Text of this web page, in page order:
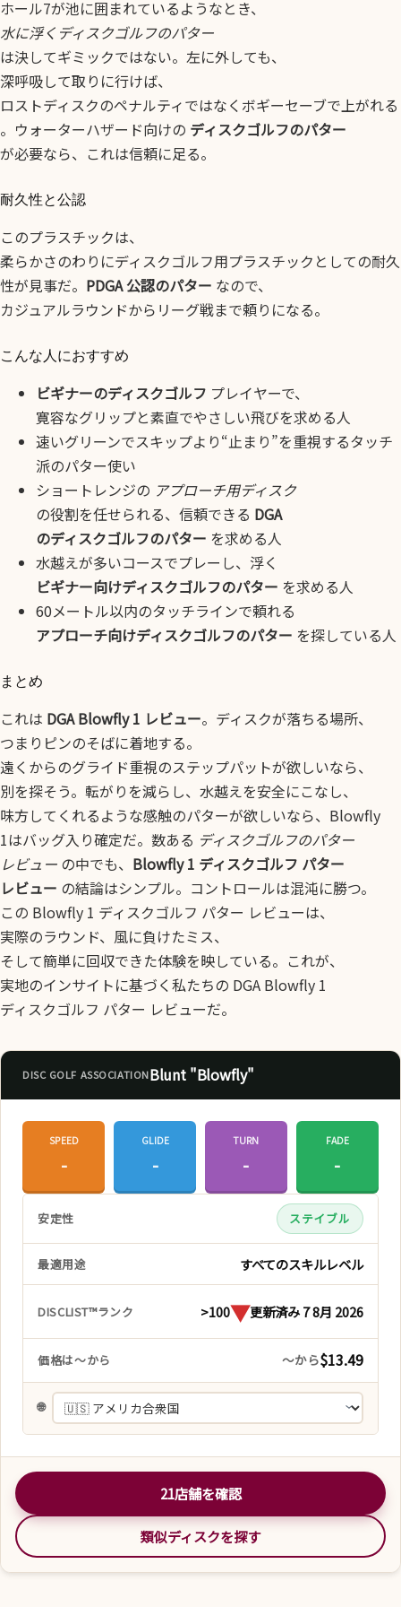
ホール7が池に囲まれているようなとき、
水に浮くディスクゴルフのパター
は決してギミックではない。左に外しても、
深呼吸して取りに行けば、
ロストディスクのペナルティではなくボギーセーブで上がれる
。ウォーターハザード向けの ディスクゴルフのパター
が必要なら、これは信頼に足る。
耐久性と公認
このプラスチックは、
柔らかさのわりにディスクゴルフ用プラスチックとしての耐久
性が見事だ。 PDGA 公認のパター なので、
カジュアルラウンドからリーグ戦まで頼りになる。
こんな人におすすめ
ビギナーのディスクゴルフ プレイヤーで、
寛容なグリップと素直でやさしい飛びを求める人
速いグリーンでスキップより“止まり”を重視するタッチ
派のパター使い
ショートレンジの アプローチ用ディスク
の役割を任せられる、信頼できる DGA
のディスクゴルフのパター を求める人
水越えが多いコースでプレーし、浮く
ビギナー向けディスクゴルフのパター を求める人
60メートル以内のタッチラインで頼れる
アプローチ向けディスクゴルフのパター を探している人
まとめ
これは DGA Blowfly 1 レビュー。ディスクが落ちる場所、
つまりピンのそばに着地する。
遠くからのグライド重視のステップパットが欲しいなら、
別を探そう。転がりを減らし、水越えを安全にこなし、
味方してくれるような感触のパターが欲しいなら、Blowfly
1はバッグ入り確定だ。数ある ディスクゴルフのパター
レビュー の中でも、 Blowfly 1 ディスクゴルフ パター
レビュー の結論はシンプル。コントロールは混沌に勝つ。
この Blowfly 1 ディスクゴルフ パター レビューは、
実際のラウンド、風に負けたミス、
そして簡単に回収できた体験を映している。これが、
実地のインサイトに基づく私たちの DGA Blowfly 1
ディスクゴルフ パター レビューだ。
DISC GOLF ASSOCIATIONBlunt "Blowfly"
SPEED
-
GLIDE
-
TURN
-
FADE
-
安定性 ステイブル
最適用途 すべてのスキルレベル
DISCLIST™ランク >100▼更新済み 7 8月 2026
価格は～から ～から$13.49
🌐
21店舗を確認
類似ディスクを探す